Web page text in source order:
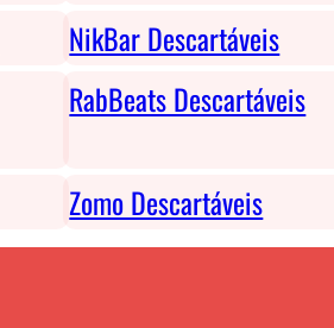
NikBar Descartáveis
RabBeats Descartáveis
Zomo Descartáveis